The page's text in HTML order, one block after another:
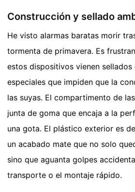
Construcción y sellado
He visto alarmas baratas morir
tormenta de primavera. Es
estos dispositivos vienen sellados
especiales que impiden que la
las suyas. El compartimento de
junta de goma que encaja a la
una gota. El plástico exterior es
un acabado mate que no solo
sino que aguanta golpes
transporte o el montaje rápido.